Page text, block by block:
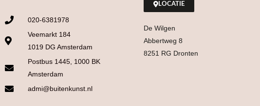
020-6381978
Veemarkt 184
1019 DG Amsterdam
Postbus 1445, 1000 BK
Amsterdam
admi@buitenkunst.nl
LOCATIE
De Wilgen
Abbertweg 8
8251 RG Dronten